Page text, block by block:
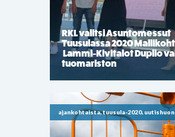
RKL valitsi Asuntomessut
Tuusulassa 2020
Lammi-Kivitalot Duplio
tuomariston
ajankohtaista, tuusula-2020,